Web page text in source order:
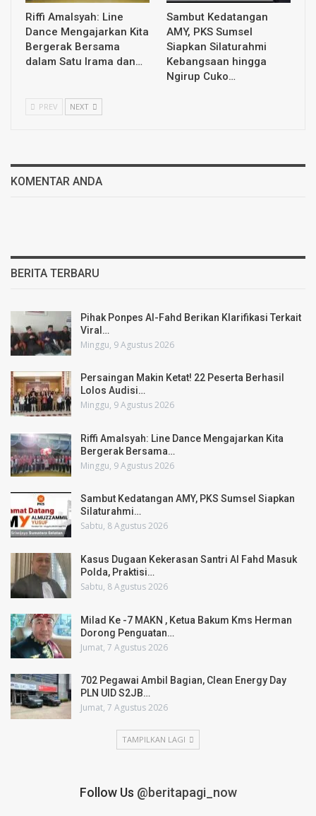
Riffi Amalsyah: Line
Dance Mengajarkan Kita
Bergerak Bersama
dalam Satu Irama dan…
Sambut Kedatangan
AMY, PKS Sumsel
Siapkan Silaturahmi
Kebangsaan hingga
Ngirup Cuko…
PREV NEXT
KOMENTAR ANDA
BERITA TERBARU
Pihak Ponpes Al-Fahd Berikan Klarifikasi Terkait
Viral…
Minggu, 9 Agustus 2026
Persaingan Makin Ketat! 22 Peserta Berhasil
Lolos Audisi…
Minggu, 9 Agustus 2026
Riffi Amalsyah: Line Dance Mengajarkan Kita
Bergerak Bersama…
Minggu, 9 Agustus 2026
Sambut Kedatangan AMY, PKS Sumsel Siapkan
Silaturahmi…
Sabtu, 8 Agustus 2026
Kasus Dugaan Kekerasan Santri Al Fahd Masuk
Polda, Praktisi…
Sabtu, 8 Agustus 2026
Milad Ke -7 MAKN , Ketua Bakum Kms Herman
Dorong Penguatan…
Jumat, 7 Agustus 2026
702 Pegawai Ambil Bagian, Clean Energy Day
PLN UID S2JB…
Jumat, 7 Agustus 2026
TAMPILKAN LAGI
Follow Us @beritapagi_now